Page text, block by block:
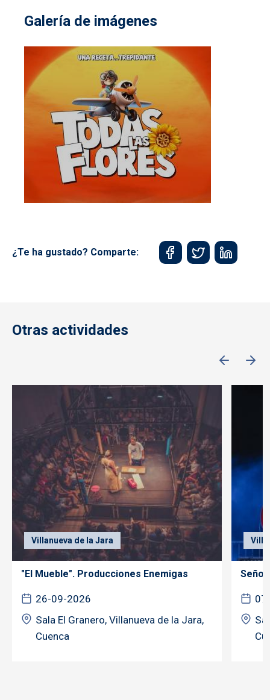
Galería de imágenes
¿Te ha gustado? Comparte:
Otras actividades
Villanueva de la Jara
"El Mueble". Producciones Enemigas
26-09-2026
Sala El Granero, Villanueva de la Jara,
Cuenca